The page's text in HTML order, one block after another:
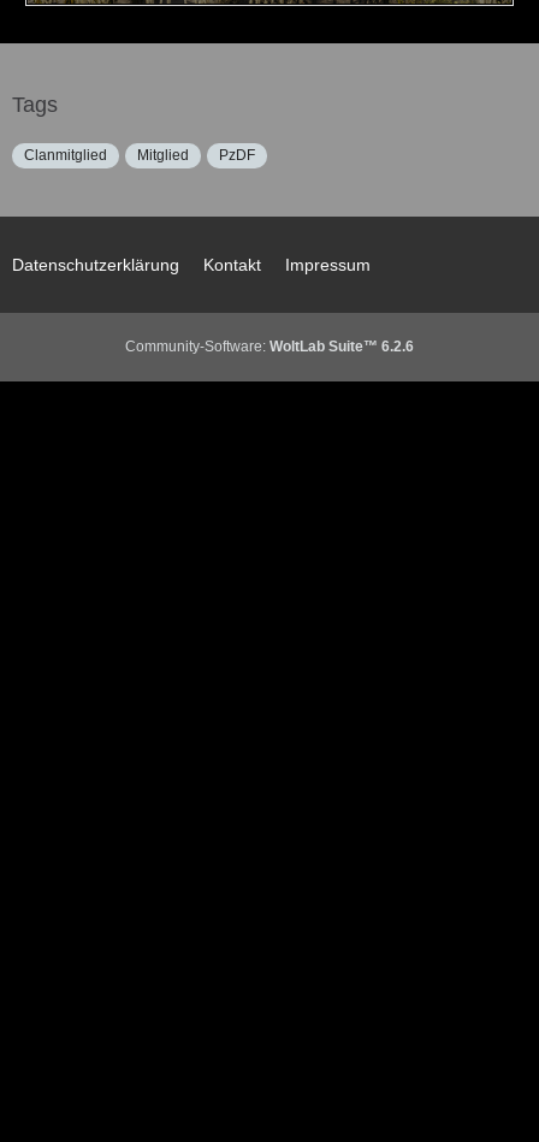
Tags
Clanmitglied Mitglied PzDF
Datenschutzerklärung Kontakt Impressum
Community-Software: WoltLab Suite™ 6.2.6